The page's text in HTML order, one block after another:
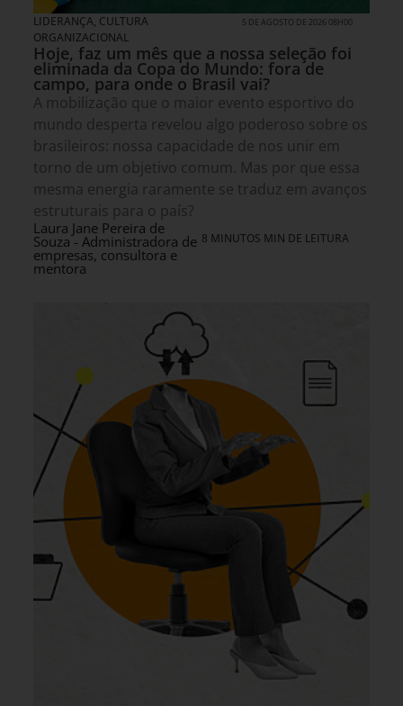
LIDERANÇA, CULTURA
ORGANIZACIONAL
5 DE AGOSTO DE 2026 08H00
Hoje, faz um mês que a nossa seleção foi
eliminada da Copa do Mundo: fora de
campo, para onde o Brasil vai?
A mobilização que o maior evento esportivo do
mundo desperta revelou algo poderoso sobre os
brasileiros: nossa capacidade de nos unir em
torno de um objetivo comum. Mas por que essa
mesma energia raramente se traduz em avanços
estruturais para o país?
Laura Jane Pereira de
Souza - Administradora de
empresas, consultora e
mentora
8 MINUTOS MIN DE LEITURA